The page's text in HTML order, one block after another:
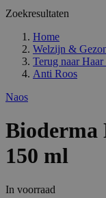
Zoekresultaten
Home
Welzijn &
Terug naar Haar
Anti Roos
Naos
Bioderma
150 ml
In voorraad